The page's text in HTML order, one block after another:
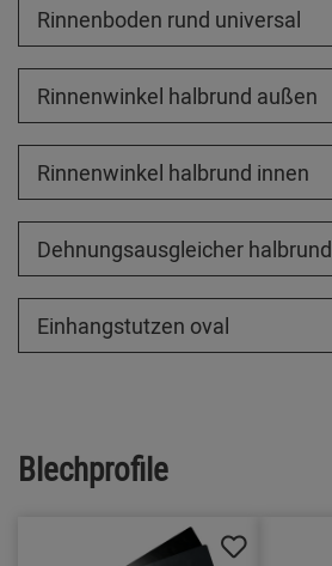
Rinnenboden rund universal
Rinnenwinkel halbrund außen
Rinnenwinkel halbrund innen
Dehnungsausgleicher halbrund
Einhangstutzen oval
Blechprofile